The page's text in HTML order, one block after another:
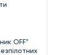
OFF"